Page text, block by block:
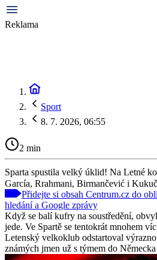
Reklama
Sport
8. 7. 2026, 06:55
2 min
Sparta spustila velký úklid! Na Letné
García, Rrahmani, Birmančević i
Přidejte si obsah Centrum.cz do
hledání a Google zprávy
Když se balí kufry na soustředění,
jede. Ve Spartě se tentokrát mnohem
Letenský velkoklub odstartoval
známých jmen už s týmem do